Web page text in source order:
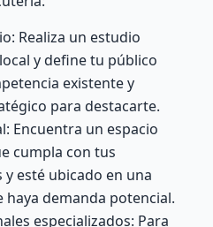
Realiza un estudio
y define tu público
existente y
para destacarte.
Encuentra un espacio
cumpla con tus
esté ubicado en una
demanda potencial.
especializados: Para